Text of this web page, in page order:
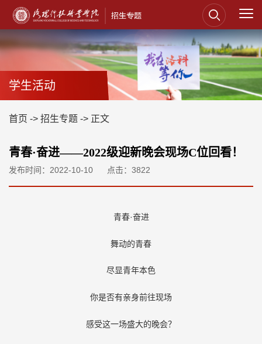
学生活动
首页 -> 招生专题 -> 正文
青春·奋进——2022级迎新晚会现场C位回看！
发布时间：2022-10-10 点击： 3822
青春·奋进
舞动的青春
尽显青年本色
你是否有亲身前往现场
感受这一场盛大的晚会？